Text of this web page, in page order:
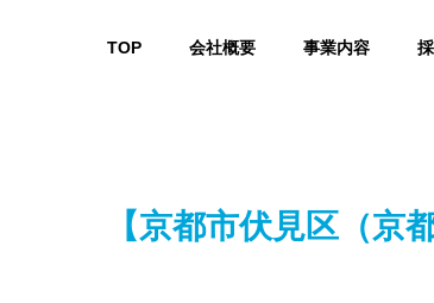
TOP 会社概要 事業内容
【京都市伏見区（京